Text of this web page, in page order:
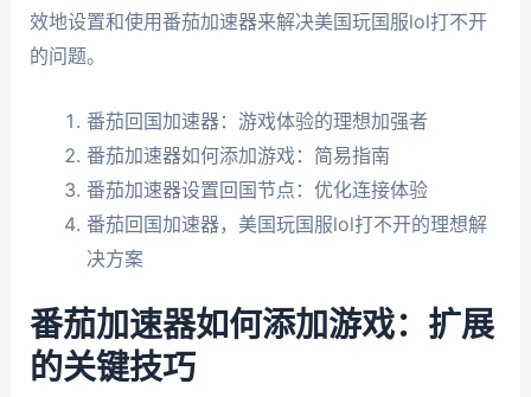
效地设置和使用番茄加速器来解决美国玩国服lol打不开
的问题。
番茄回国加速器：游戏体验的理想加强者
番茄加速器如何添加游戏：简易指南
番茄加速器设置回国节点：优化连接体验
番茄回国加速器，美国玩国服lol打不开的理想解
决方案
番茄加速器如何添加游戏：扩展
的关键技巧